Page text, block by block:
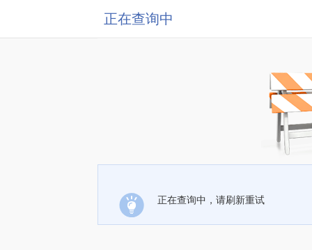
正在查询中
正在查询中，请刷新重试